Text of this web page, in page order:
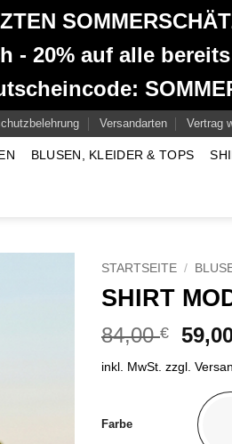
- 20% auf alle
Versandarten Vertrag
BLUSEN, KLEIDER & TOPS
STARTSEITE /
SHIRT
84,00€
war:
inkl. MwSt. zzgl.
Farbe